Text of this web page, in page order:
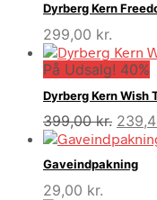
Dyrberg Kern
299,00 kr.
På Udsalg! 40%
Dyrberg Kern Wish
399,00kr. Den
pris
var:
Gaveindpakning
29,00 kr.